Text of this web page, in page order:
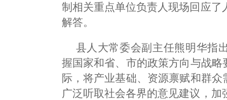
制相关重点单位负责人现场回应
解答。
县人大常委会副主任熊明华指
握国家和省、市的政策方向与战
际，将产业基础、资源禀赋和群
广泛听取社会各界的意见建议，